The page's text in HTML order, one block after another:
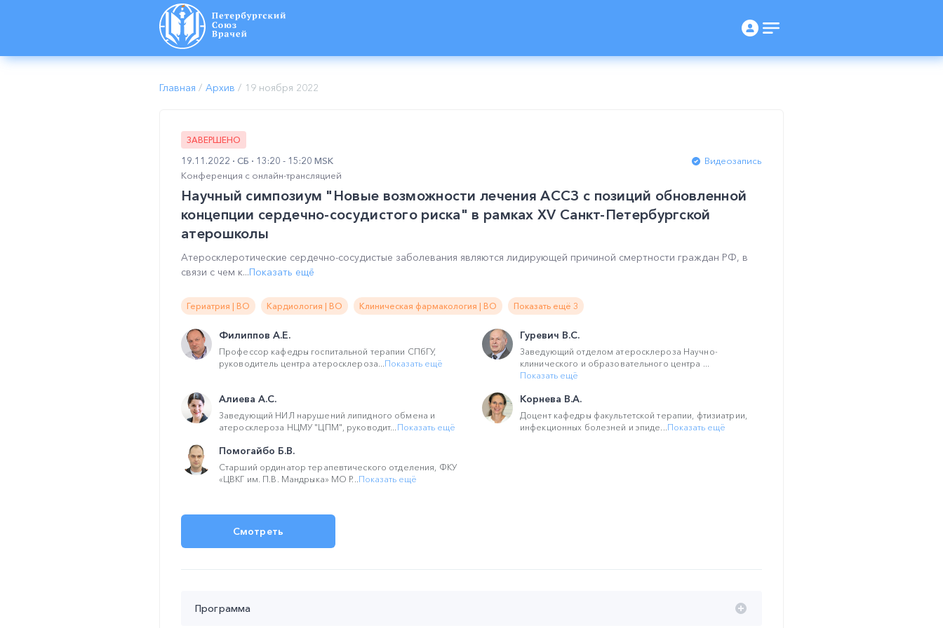
Главная / Архив / 19 ноября 2022
ЗАВЕРШЕНО
19.11.2022 СБ 13:20 - 15:20 MSK
Видеозапись
Конференция с онлайн-трансляцией
Научный симпозиум "Новые возможности лечения АССЗ с позиций обновленной
концепции сердечно-сосудистого риска" в рамках XV Санкт-Петербургской
атерошколы
Атеросклеротические сердечно-сосудистые заболевания являются лидирующей причиной смертности граждан РФ, в
связи с чем к...Показать ещё
Гериатрия | ВО Кардиология | ВО Клиническая фармакология | ВО Показать ещё 3
Филиппов А.Е.
Профессор кафедры госпитальной терапии СПбГУ,
руководитель центра атеросклероза...Показать ещё
Гуревич В.С.
Заведующий отделом атеросклероза Научно-
клинического и образовательного центра ...
Показать ещё
Алиева А.С.
Заведующий НИЛ нарушений липидного обмена и
атеросклероза НЦМУ "ЦПМ", руководит... Показать ещё
Корнева В.А.
Доцент кафедры факультетской терапии, фтизиатрии,
инфекционных болезней и эпиде...Показать ещё
Помогайбо Б.В.
Старший ординатор терапевтического отделения, ФКУ
«ЦВКГ им. П.В. Мандрыка» МО Р...Показать ещё
Смотреть
Программа